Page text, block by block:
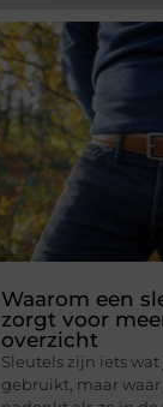
Waarom een
zorgt voor
overzicht
Sleutels zijn iets
gebruikt, maar waar